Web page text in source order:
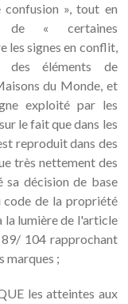
», tout en
de « certaines
les signes en conflit,
des éléments de
du Monde, et
exploité par les
le fait que dans les
reproduit dans des
très nettement des
sa décision de base
code de la propriété
lumière de l'article
89/ 104 rapprochant
marques ;
les atteintes aux